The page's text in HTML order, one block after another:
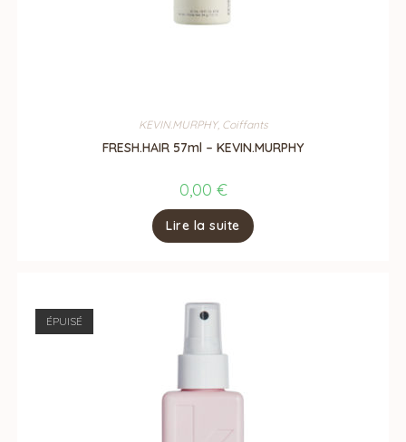
KEVIN.MURPHY, Coiffants
FRESH.HAIR 57ml – KEVIN.MURPHY
0,00 €
Lire la suite
ÉPUISÉ